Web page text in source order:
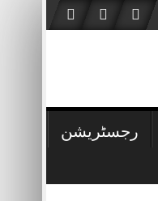
رجسٹریشن